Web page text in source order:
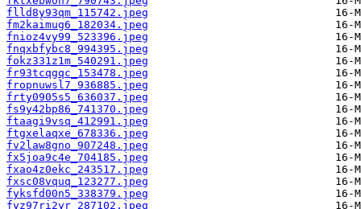
flld8y93qm_115742.jpeg
fm2kaimug6_182034.jpeg
fnioz4vy99_523396.jpeg
fnqxbfybc8_994395.jpeg
fokz331z1m_540291.jpeg
fr93tcqgqc_153478.jpeg
fropnuwsl7_936885.jpeg
frty0905s5_636037.jpeg
fs9y42bp86_741370.jpeg
ftaagi9vsq_412991.jpeg
ftgxelaqxe_678336.jpeg
fv2law8gno_907248.jpeg
fx5joa9c4e_704185.jpeg
fxao4z0ekc_243517.jpeg
fxsc08vquq_123277.jpeg
fyksfd00n5_338379.jpeg
fyz97ri2yr_287102.jpeg